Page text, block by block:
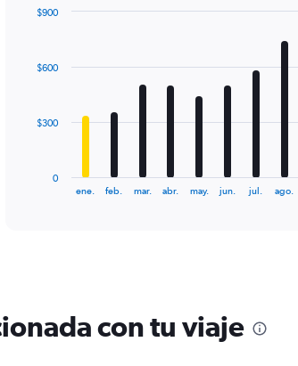
12
The
chart
has
ene. feb. mar. abr. may. jun. jul. ago.
0
$300
$600
$900
con tu viaje